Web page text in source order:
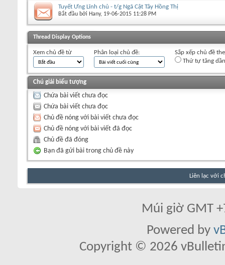
Tuyết Ưng Lĩnh chủ - t/g Ngã Cật Tây Hồng Thị
Bắt đầu bởi Hany‎, 19-06-2015 11:28 PM
+Viết chủ đề mới
Thread Display Options
Xem chủ đề từ Phân loại chủ đề:
Sắp xếp chủ đề
Thứ tự tăng dần
Chú giải biểu tượng
Chứa bài viết chưa đọc
Chứa bài viết chưa đọc
Chủ đề nóng với bài viết chưa đọc
Chủ đề nóng với bài viết đã đọc
Chủ đề đã đóng
Bạn đã gửi bài trong chủ đề này
Liên lạc với
Múi giờ GMT
Powered by
Copyright © 2026